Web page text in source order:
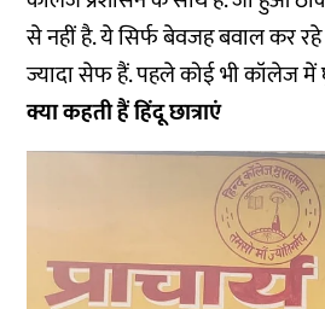
से नहीं है. ये सिर्फ बेवजह बवाल कर
ज्यादा सेफ हैं. पहले कोई भी कॉलेज
क्या कहती हैं हिंदू छात्राएं